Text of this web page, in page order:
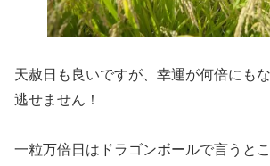
天赦日も良いですが、幸運が何倍にも
逃せません！
一粒万倍日はドラゴンボールで言うと